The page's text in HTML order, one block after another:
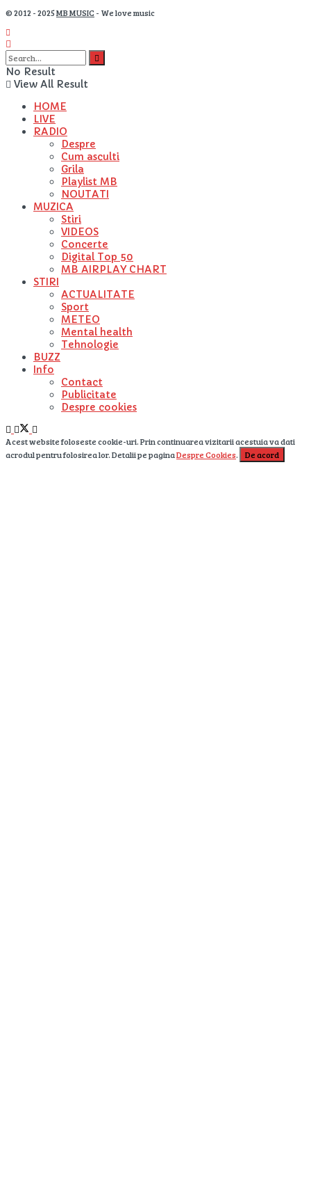
© 2012 - 2025MB MUSIC- We love music
No Result
View All Result
HOME
LIVE
RADIO
Despre
Cum asculti
Grila
Playlist MB
NOUTATI
MUZICA
Stiri
VIDEOS
Concerte
Digital Top 50
MB AIRPLAY CHART
STIRI
ACTUALITATE
Sport
METEO
Mental health
Tehnologie
BUZZ
Info
Contact
Publicitate
Despre cookies
Acest website foloseste cookie-uri. Prin continuarea vizitarii acestuia va dati
acrodul pentru folosirea lor. Detalii pe paginaDespre Cookies. De acord